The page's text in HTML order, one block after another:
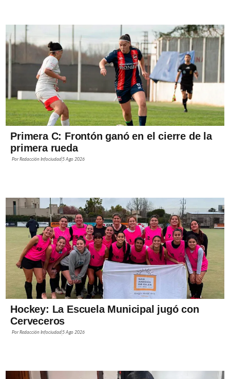
Primera C: Frontón ganó en el cierre de la
primera rueda
PorRedacción Infociudad 5 Ago 2026
Hockey: La Escuela Municipal jugó con
Cerveceros
PorRedacción Infociudad 5 Ago 2026